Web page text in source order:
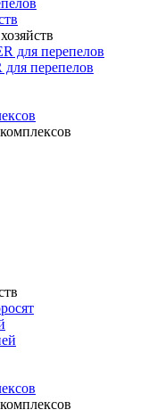
для перепелов
перепелов